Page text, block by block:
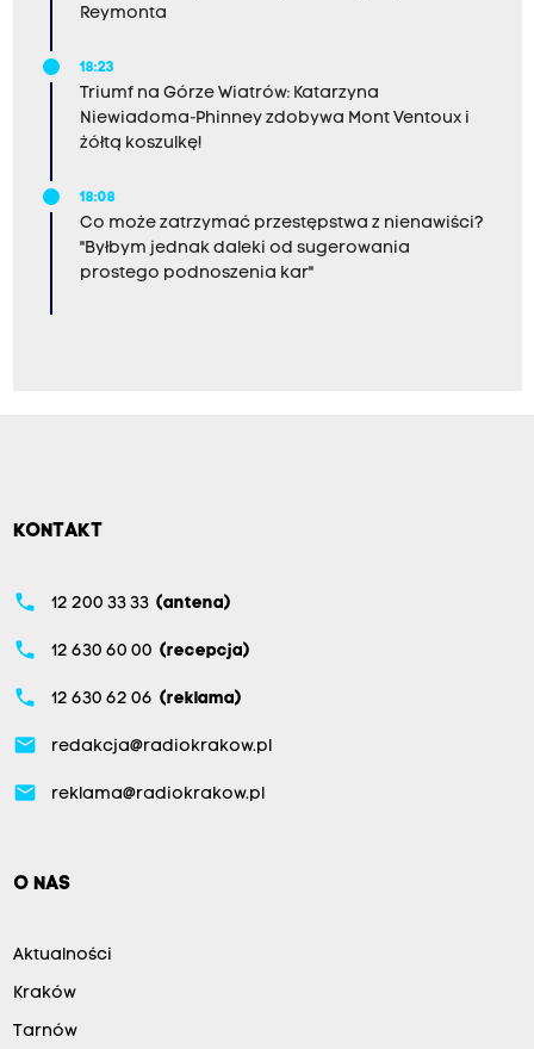
Reymonta
18:23
Triumf na Górze Wiatrów: Katarzyna
Niewiadoma-Phinney zdobywa Mont Ventoux i
żółtą koszulkę!
18:08
Co może zatrzymać przestępstwa z nienawiści?
"Byłbym jednak daleki od sugerowania
prostego podnoszenia kar"
KONTAKT
phone 12 200 33 33 (antena)
phone 12 630 60 00 (recepcja)
phone 12 630 62 06 (reklama)
email redakcja@radiokrakow.pl
email reklama@radiokrakow.pl
O NAS
Aktualności
Kraków
Tarnów